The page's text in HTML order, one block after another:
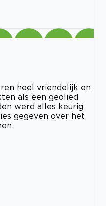
heel vriendelijk en
als een geolied
werd alles keurig
gegeven over het